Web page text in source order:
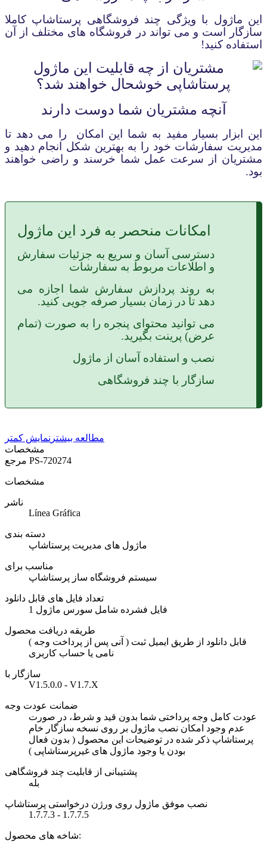
این ماژول با ویژگی چند فروشگاهی پرستاشاپ کاملا
سازگار است و می تواند در فروشگاه های مختلف از آن
استفاده کنید!
آنچه مشتریان شما دوست دارند
این ابزار بسیار مفید به شما این امکان
را می دهد تا
مدیریت سفارشات خود را به بهترین شکل انجام دهید و
مشتریان از سرعت عمل شما خرسند و راضی خواهند
بود.
امکانات منحصر به فرد این ماژول
دسترسی آسان و سریع به جزئیات سفارش
و اطلاعات مربوط به سفارشات
به روند پردازش سفارش شما اجازه می
دهد تا در زمان بسیار صرفه جویی کنید.
می توانید محتوای پنجره را به صورت (تمام
عرض) پرینت بگیرید.
نصب و استفاده آسان از ماژول
سازگار با چند فروشگاهی
مطالعه بیشتر نمایش کمتر
مشخصات
PS-720274
مشخصات
ناشر
Línea Gráfica
دسته بندی
ماژول های مدیریت پرستاشاپ
مناسب برای
سیستم فروشگاه ساز پرستاشاپ
تعداد فایل های قابل دانلود
1 فایل فشرده شامل سورس ماژول
طریقه دریافت محصول
( آنی پس از پرداخت وجه ) قابل دانلود از طریق ایمیل ثبت
نامی یا حساب کاربری
سازگار با
V1.5.0.0 - V1.7.X
ضمانت عودت وجه
عودت کامل وجه پرداختی شما بدون قید و شرط، در صورت
عدم وجود امکان نصب ماژول بر روی نسخه سازگار خام
پرستاشاپ ذکر شده در توضیحات این محصول ( بدون فعال
بودن یا وجود ماژول های غیرپرستاشاپی )
پشتیبانی از قابلیت چند فروشگاهی
بله
نصب موفق ماژول روی ورژن درخواستی پرستاشاپ
1.7.7.3 - 1.7.7.5
شاخه های محصول: